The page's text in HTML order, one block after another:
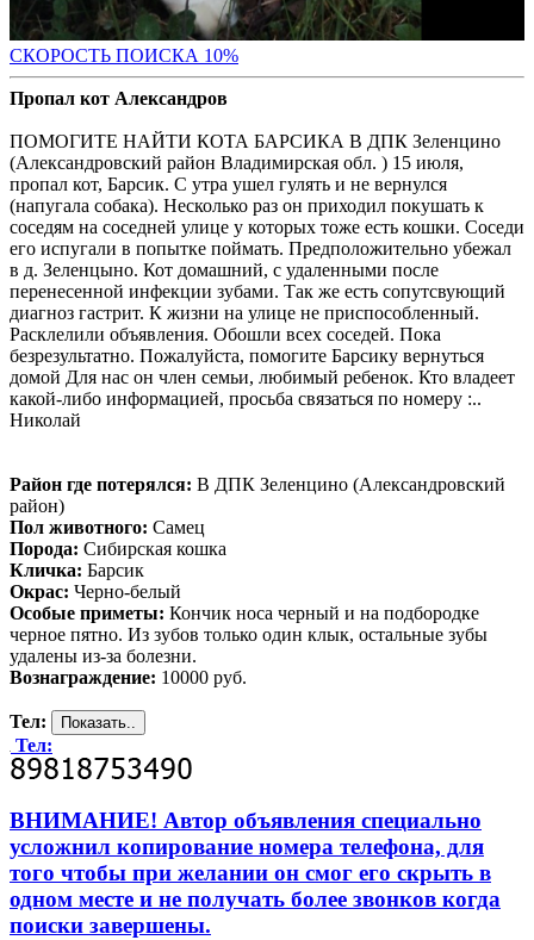
СКОРОСТЬ ПОИСКА 10%
Пропал кот Александров
ПОМОГИТЕ НАЙТИ КОТА БАРСИКА В ДПК Зеленцино
(Александровский район Владимирская обл. ) 15 июля,
пропал кот, Барсик. С утра ушел гулять и не вернулся
(напугала собака). Несколько раз он приходил покушать к
соседям на соседней улице у которых тоже есть кошки. Соседи
его испугали в попытке поймать. Предположительно убежал
в д. Зеленцыно. Кот домашний, с удаленными после
перенесенной инфекции зубами. Так же есть сопутсвующий
диагноз гастрит. К жизни на улице не приспособленный.
Расклелили объявления. Обошли всех соседей. Пока
безрезультатно. Пожалуйста, помогите Барсику вернуться
домой Для нас он член семьи, любимый ребенок. Кто владеет
какой-либо информацией, просьба связаться по номеру :..
Николай
Район где потерялся: В ДПК Зеленцино (Александровский
район)
Пол животного: Самец
Порода: Сибирская кошка
Кличка: Барсик
Окрас: Черно-белый
Особые приметы: Кончик носа черный и на подбородке
черное пятно. Из зубов только один клык, остальные зубы
удалены из-за болезни.
Вознаграждение: 10000 руб.
Тел:
Тел:
ВНИМАНИЕ! Автор объявления специально
усложнил копирование номера телефона, для
того чтобы при желании он смог его скрыть в
одном месте и не получать более звонков когда
поиски завершены.